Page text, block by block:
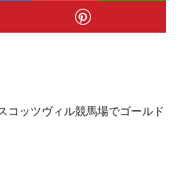
コッツヴィル競馬場でゴールド